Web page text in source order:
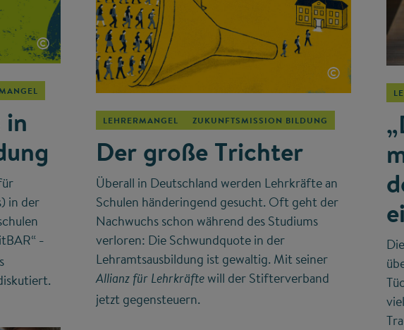
©
in der
–
©
LEHRERMANGEL ZUKUNFTSMISSION BILDUNG
Der große Trichter
Überall in Deutschland werden Lehrkräfte an
Schulen händeringend gesucht. Oft geht der
Nachwuchs schon während des Studiums
verloren: Die Schwundquote in der
Lehramtsausbildung ist gewaltig. Mit seiner
Allianz für Lehrkräfte will der Stifterverband
jetzt gegensteuern.